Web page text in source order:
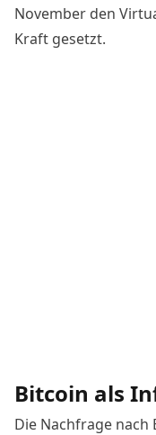
November den
Kraft gesetzt.
Bitcoin als
Die Nachfrage